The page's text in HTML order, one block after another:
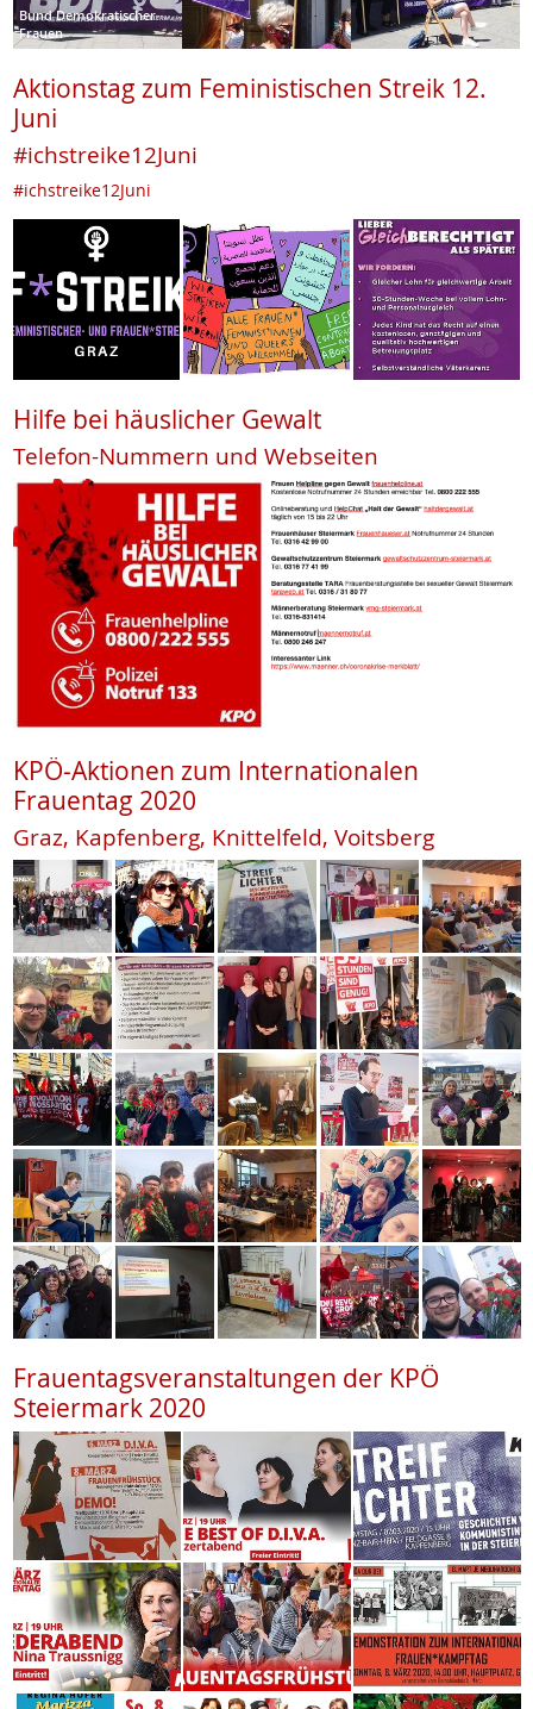
Bund Demokratischer
Frauen
Aktionstag zum Feministischen Streik 12.
Juni
#ichstreike12Juni
#ichstreike12Juni
Hilfe bei häuslicher Gewalt
Telefon-Nummern und Webseiten
KPÖ-Aktionen zum Internationalen
Frauentag 2020
Graz, Kapfenberg, Knittelfeld, Voitsberg
Frauentagsveranstaltungen der KPÖ
Steiermark 2020